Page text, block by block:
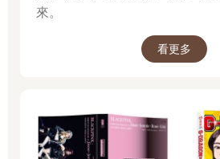
來。
看更多